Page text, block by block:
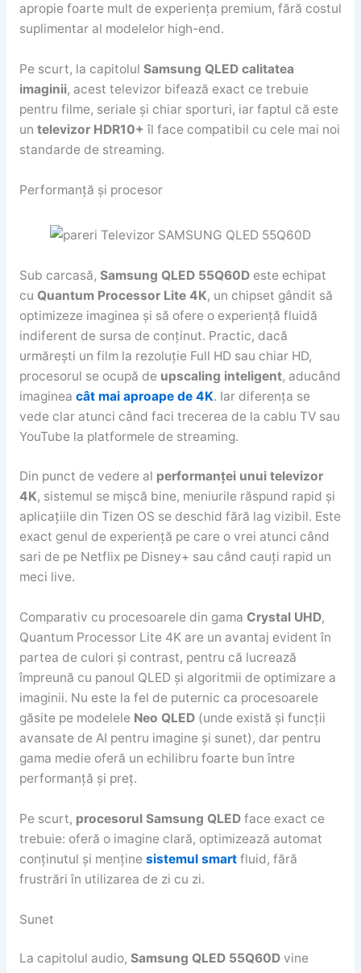
apropie foarte mult de experiența premium, fără costul
suplimentar al modelelor high-end.
Pe scurt, la capitolul Samsung QLED calitatea
imaginii, acest televizor bifează exact ce trebuie
pentru filme, seriale și chiar sporturi, iar faptul că este
un televizor HDR10+ îl face compatibil cu cele mai noi
standarde de streaming.
Performanță și procesor
Sub carcasă, Samsung QLED 55Q60Deste echipat
cu Quantum Processor Lite 4K, un chipset gândit să
optimizeze imaginea și să ofere o experiență fluidă
indiferent de sursa de conținut. Practic, dacă
urmărești un film la rezoluție Full HD sau chiar HD,
procesorul se ocupă de upscaling inteligent, aducând
imaginea cât mai aproape de 4K. Iar diferența se
vede clar atunci când faci trecerea de la cablu TV sau
YouTube la platformele de streaming.
Din punct de vedere al performanței unui televizor
4K, sistemul se mișcă bine, meniurile răspund rapid și
aplicațiile din Tizen OS se deschid fără lag vizibil. Este
exact genul de experiență pe care o vrei atunci când
sari de pe Netflix pe Disney+ sau când cauți rapid un
meci live.
Comparativ cu procesoarele din gama Crystal UHD,
Quantum Processor Lite 4K are un avantaj evident în
partea de culori și contrast, pentru că lucrează
împreună cu panoul QLED și algoritmii de optimizare a
imaginii. Nu este la fel de puternic ca procesoarele
găsite pe modelele Neo QLED(unde există și funcții
avansate de AI pentru imagine și sunet), dar pentru
gama medie oferă un echilibru foarte bun între
performanță și preț.
Pe scurt, procesorul Samsung QLEDface exact ce
trebuie: oferă o imagine clară, optimizează automat
conținutul și menține sistemul smartfluid, fără
frustrări în utilizarea de zi cu zi.
Sunet
La capitolul audio, Samsung QLED 55Q60Dvine